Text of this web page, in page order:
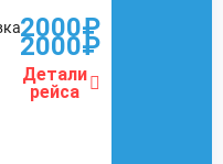
2000₽
2000₽
Детали
рейса